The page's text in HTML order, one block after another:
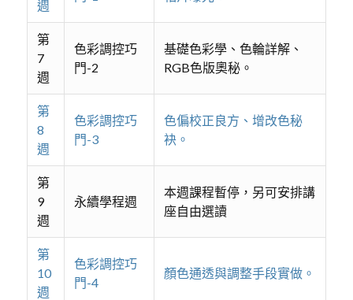
週
第
7
週
色彩調控巧
門-2
基礎色彩學、色輪詳解、
RGB色版奧秘。
第
8
週
色彩調控巧
門-3
色偏校正良方、增改色秘
袂。
第
9
週
永續學程週
本週課程暫停，另可安排講
座自由選讀
第
10
週
色彩調控巧
門-4
顏色通透與調整手段實做。